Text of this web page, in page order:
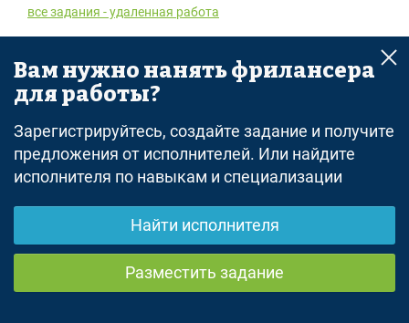
все задания - удаленная работа
Реклама
© freelance.ru
Вам нужно нанять фрилансера
для работы?
Зарегистрируйтесь, создайте задание и получите
предложения от исполнителей. Или найдите
исполнителя по навыкам и специализации
Найти исполнителя
Разместить задание